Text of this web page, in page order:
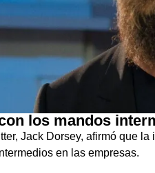
los mandos
Jack Dorsey, afirmó que
en las empresas.